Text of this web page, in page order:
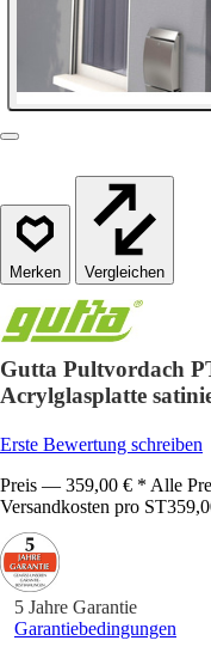
Vergleichen
Gutta Pultvordach
Acrylglasplatte
Erste Bewertung schreiben
Preis — 359,00 € * Alle
Versandkosten pro ST
5 Jahre Garantie
Garantiebedingungen